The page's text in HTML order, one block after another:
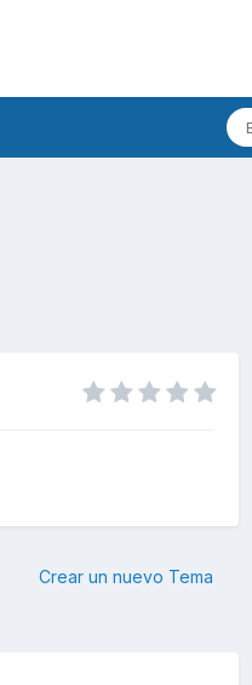
Crear un nuevo Tema